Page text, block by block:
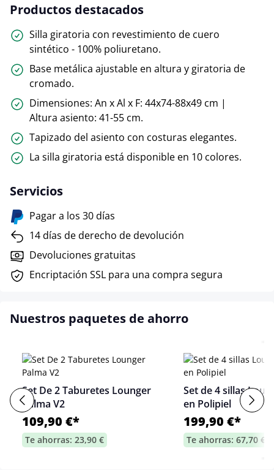
Productos destacados
Silla giratoria con revestimiento de cuero
sintético - 100% poliuretano.
Base metálica ajustable en altura y giratoria de
cromado.
Dimensiones: An x Al x F: 44x74-88x49 cm |
Altura asiento: 41-55 cm.
Tapizado del asiento con costuras elegantes.
La silla giratoria está disponible en 10 colores.
Servicios
Pagar a los 30 días
14 días de derecho de devolución
Devoluciones gratuitas
Encriptación SSL para una compra segura
Nuestros paquetes de ahorro
Set De 2 Taburetes Lounger
Palma V2
109,90 €*
Te ahorras: 23,90 €
Set de 4 sillas
en Polipiel
199,90 €*
Te ahorras: 67,70 €